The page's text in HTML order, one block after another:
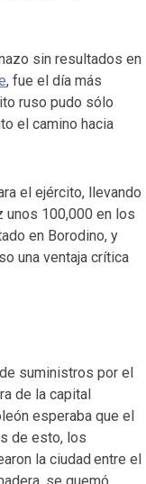
sin resultados en
, fue el día más
ruso pudo sólo
el camino hacia
el ejército, llevando
unos 100,000 en los
en Borodino, y
una ventaja crítica
suministros por el
de la capital
esperaba que el
de esto, los
la ciudadentre el